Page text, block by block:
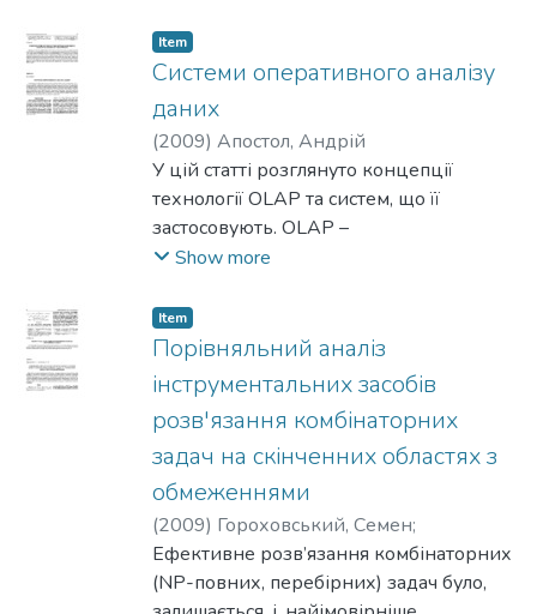
цього підходу продемонстровано за
допомогою побудови спеціального
на
коректність і повноту.
Item
Системи оперативного аналізу
даних
(2009) Апостол, Андрій
У цій статті розглянуто концепції
технології OLAP та систем, що її
застосовують. OLAP –
технологія обробки інформації, яка
публікацію звітів і документів,
її використовують аналітики для
швидкої обробки складних запитів до
бази даних. В роботі зроблено
порівняння систем OLAP та OLTP,
висвітлено методики, які
пришвидшують роботу зі складними
запитами. Детально проаналізовано
технологію OLAP кубу як одну з таких
методик.
Show more
Item
Порівняльний аналіз
інструментальних засобів
розв'язання комбінаторних
задач на скінченних областях з
обмеженнями
(2009) Гороховський, Семен;
Кульчицький, Юрій
Ефективне розв’язання комбінаторних
(NP-повних, перебірних) задач було,